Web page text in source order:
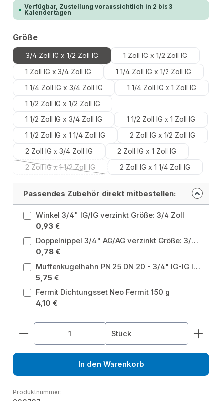
Verfügbar, Zustellung voraussichtlich in 2 bis 3
Kalendertagen
Größeauswählen
3/4 Zoll IG x 1/2 Zoll IG
1 Zoll IG x 1/2 Zoll IG
1 Zoll IG x 3/4 Zoll IG
1 1/4 Zoll IG x 1/2 Zoll IG
1 1/4 Zoll IG x 3/4 Zoll IG
1 1/4 Zoll IG x 1 Zoll IG
1 1/2 Zoll IG x 1/2 Zoll IG
1 1/2 Zoll IG x 3/4 Zoll IG
1 1/2 Zoll IG x 1 Zoll IG
1 1/2 Zoll IG x 1 1/4 Zoll IG
2 Zoll IG x 1/2 Zoll IG
2 Zoll IG x 3/4 Zoll IG
2 Zoll IG x 1 Zoll IG
2 Zoll IG x 1 1/2 Zoll IG
(Diese Option ist zurzeit nicht verfügbar.)
2 Zoll IG x 1 1/4 Zoll IG
Passendes Zubehör direkt mitbestellen:
Winkel 3/4" IG/IG verzinkt Größe: 3/4 Zoll
0,93 €
Doppelnippel 3/4" AG/AG verzinkt Größe: 3/4 Zoll
0,78 €
Muffenkugelhahn PN 25 DN 20 - 3/4" IG-IG langer Hebel ohne Entleerung für Heizung, Brauchwasser, Grauwasser, Gartenwasser Größe: 3/4 Zoll
5,75 €
Fermit Dichtungsset Neo Fermit 150 g
4,10 €
Produkt Anzahl: Gib den gewünschten Wert
Stück
In den Warenkorb
Produktnummer: